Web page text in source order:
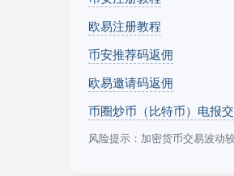
欧易注册教程
币安推荐码返佣
欧易邀请码返佣
币圈炒币（比特币）电报
风险提示：加密货币交易波动